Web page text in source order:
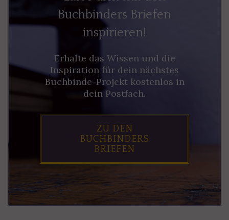
Buchbinders Briefen
inspirieren!
Erhalte das Wissen und die
Inspiration für dein nächstes
Buchbinde-Projekt kostenlos in
dein Postfach.
ZU DEN
BUCHBINDERS
BRIEFEN